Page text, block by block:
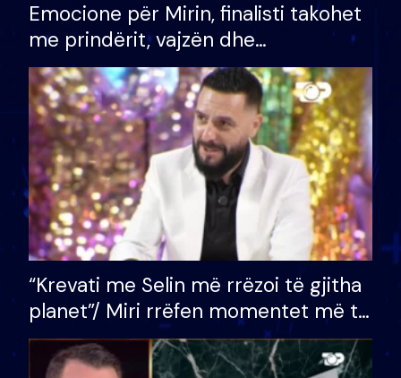
Emocione për Mirin, finalisti takohet
me prindërit, vajzën dhe
bashkëshorten: S’kemi ndonjë letër
divorci apo jo?
“Krevati me Selin më rrëzoi të gjitha
planet”/ Miri rrëfen momentet më të
bukura në shtëpinë e BB VIP: Do më
mungojë zilja e mëngjesit kur…